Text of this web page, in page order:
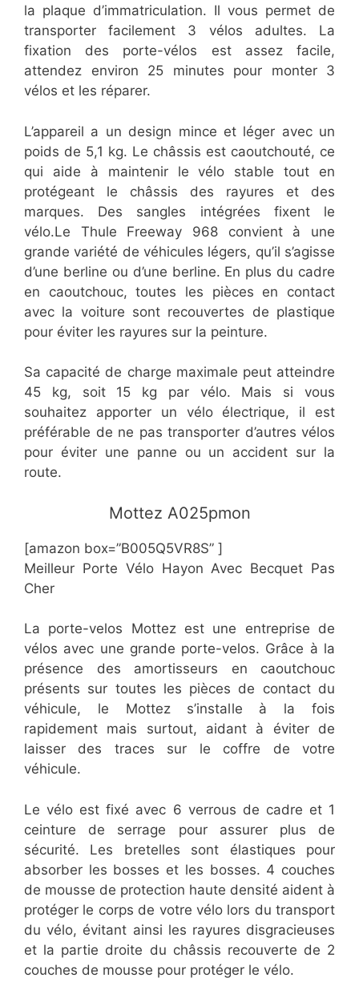
la plaque d’immatriculation. Il vous permet de
transporter facilement 3 vélos adultes. La
fixation des porte-vélos est assez facile,
attendez environ 25 minutes pour monter 3
vélos et les réparer.
L’appareil a un design mince et léger avec un
poids de 5,1 kg. Le châssis est caoutchouté, ce
qui aide à maintenir le vélo stable tout en
protégeant le châssis des rayures et des
marques. Des sangles intégrées fixent le
vélo.Le Thule Freeway 968 convient à une
grande variété de véhicules légers, qu’il s’agisse
d’une berline ou d’une berline. En plus du cadre
en caoutchouc, toutes les pièces en contact
avec la voiture sont recouvertes de plastique
pour éviter les rayures sur la peinture.
Sa capacité de charge maximale peut atteindre
45 kg, soit 15 kg par vélo. Mais si vous
souhaitez apporter un vélo électrique, il est
préférable de ne pas transporter d’autres vélos
pour éviter une panne ou un accident sur la
route.
​Mottez A025pmon
[amazon box=”B005Q5VR8S” ]
Meilleur Porte Vélo Hayon Avec Becquet Pas
Cher
La porte-velos Mottez est une entreprise de
vélos avec une grande porte-velos. Grâce à la
présence des amortisseurs en caoutchouc
présents sur toutes les pièces de contact du
véhicule, le Mottez s’installe à la fois
rapidement mais surtout, aidant à éviter de
laisser des traces sur le coffre de votre
véhicule.
Le vélo est fixé avec 6 verrous de cadre et 1
ceinture de serrage pour assurer plus de
sécurité. Les bretelles sont élastiques pour
absorber les bosses et les bosses. 4 couches
de mousse de protection haute densité aident à
protéger le corps de votre vélo lors du transport
du vélo, évitant ainsi les rayures disgracieuses
et la partie droite du châssis recouverte de 2
couches de mousse pour protéger le vélo.